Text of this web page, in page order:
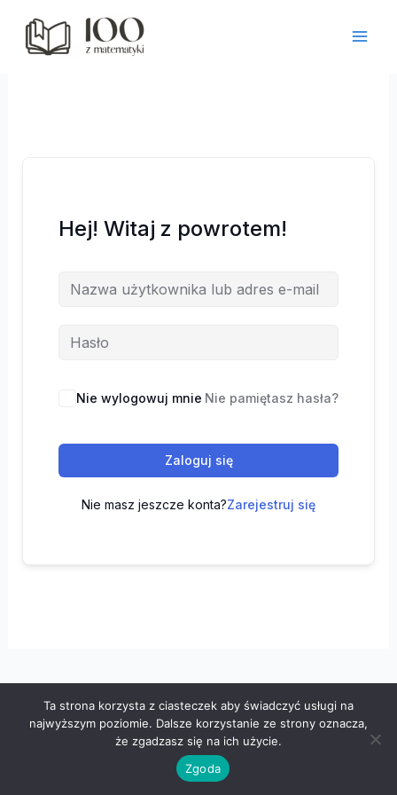
treści
Hej! Witaj z powrotem!
Nie wylogowuj mnie Nie pamiętasz hasła?
Zaloguj się
Nie masz jeszcze konta?Zarejestruj się
Wszelkie prawa zastrzeżone © 2026 "100 z matematyki" -
Polityka prywatności- Regulamin
Ta strona korzysta z ciasteczek aby świadczyć usługi na
najwyższym poziomie. Dalsze korzystanie ze strony oznacza,
że zgadzasz się na ich użycie.
Zgoda